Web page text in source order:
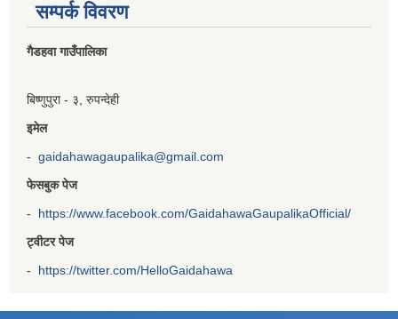
सम्पर्क विवरण
गैडहवा गाउँपालिका
बिष्णुपुरा - ३, रुपन्देही
इमेल
- gaidahawagaupalika@gmail.com
फेसबुक पेज
- https://www.facebook.com/GaidahawaGaupalikaOfficial/
ट्वीटर पेज
- https://twitter.com/HelloGaidahawa